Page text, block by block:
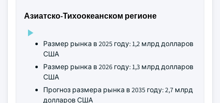
Азиатско-Тихоокеанском регионе
Размер рынка в 2025 году: 1,2 млрд долларов
США
Размер рынка в 2026 году: 1,3 млрд долларов
США
Прогноз размера рынка в 2035 году: 2,7 млрд
долларов США